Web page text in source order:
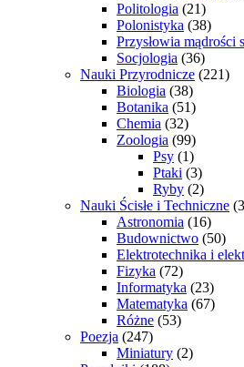
Politologia (21)
Polonistyka (38)
Przysłowia mądrości
Socjologia (36)
Nauki Przyrodnicze (221)
Biologia (38)
Botanika (51)
Chemia (32)
Zoologia (99)
Psy (1)
Ptaki (3)
Ryby (2)
Nauki Ścisłe i Techniczne
Astronomia (16)
Budownictwo (50)
Elektrotechnika i
Fizyka (72)
Informatyka (23)
Matematyka (67)
Różne (53)
Poezja (247)
Miniatury (2)